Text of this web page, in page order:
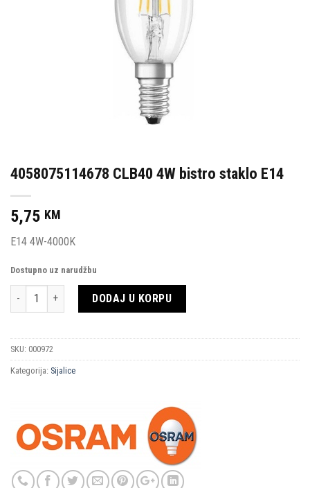
4058075114678 CLB40 4W bistro staklo E14
5,75 KM
E14 4W-4000K
Dostupno uz narudžbu
Količina DODAJ U KORPU
SKU: 000972
Kategorija: Sijalice